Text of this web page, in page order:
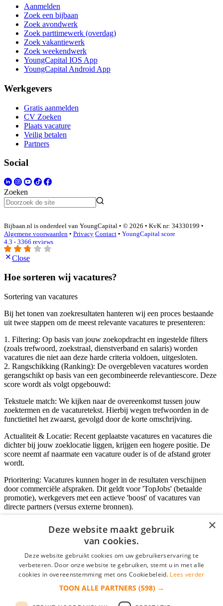
Aanmelden
Zoek een bijbaan
Zoek avondwerk
Zoek parttimewerk (overdag)
Zoek vakantiewerk
Zoek weekendwerk
YoungCapital IOS App
YoungCapital Android App
Werkgevers
Gratis aanmelden
CV Zoeken
Plaats vacature
Veilig betalen
Partners
Social
Zoeken
Bijbaan.nl is onderdeel van YoungCapital • © 2026 • KvK nr: 34330199 •
Algemene voorwaarden • Privacy Contact • YoungCapital score
4.3 - 3366 reviews
Close
Hoe sorteren wij vacatures?
Sortering van vacatures
Bij het tonen van zoekresultaten hanteren wij een proces bestaande
uit twee stappen om de meest relevante vacatures te presenteren:
1. Filtering: Op basis van jouw zoekopdracht en ingestelde filters
(zoals trefwoord, zoekstraal, dienstverband en salaris) worden
vacatures die niet aan deze harde criteria voldoen, uitgesloten.
2. Rangschikking (Ranking): De overgebleven vacatures worden
gerangschikt op basis van een gecombineerde relevantiescore. Deze
score wordt als volgt opgebouwd:
Tekstuele match: We kijken naar de overeenkomst tussen jouw
zoektermen en de vacaturetekst. Hierbij wegen trefwoorden in de
functietitel het zwaarst, gevolgd door de korte omschrijving.
Actualiteit & Locatie: Recent geplaatste vacatures en vacatures die
dichter bij jouw zoeklocatie liggen, krijgen een hogere positie. De
score neemt af naarmate een vacature ouder is of de afstand groter
wordt.
Prioritering: Vacatures kunnen hoger in de resultaten verschijnen
door commerciële afspraken. Dit geldt voor 'TopJobs' (betaalde
promotie), werkgevers met een actieve 'boost' of vacatures van
directe partners (versus externe bronnen).
E-mail*
×
Deze website maakt gebruik
van cookies.
Deze website gebruikt cookies om uw gebruikerservaring te
verbeteren. Door onze website te gebruiken, stemt u in met alle
cookies in overeenstemming met ons Cookiebeleid. Lees verder
TOON ALLE PARTNERS (598) →